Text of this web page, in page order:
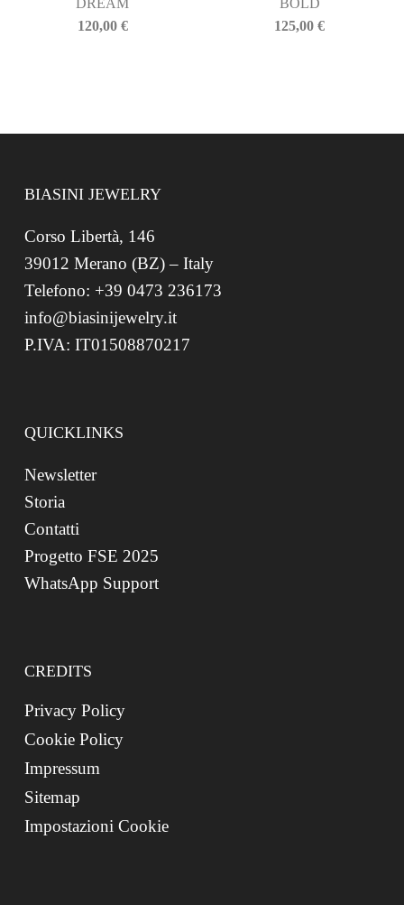
DREAM
120,00 €
BOLD
125,00€
BIASINI JEWELRY
Corso Libertà, 146
39012 Merano (BZ) – Italy
Telefono: +39 0473 236173
info@biasinijewelry.it
P.IVA: IT01508870217
QUICKLINKS
Newsletter
Storia
Contatti
Progetto FSE 2025
WhatsApp Support
CREDITS
Privacy Policy
Cookie Policy
Impressum
Sitemap
Impostazioni Cookie